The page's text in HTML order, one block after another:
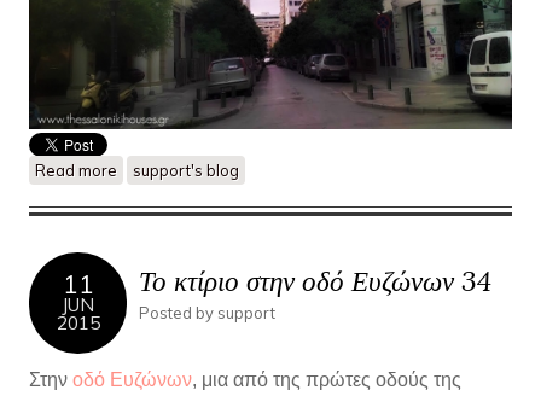
Read more about Η οδός Αγίου Μηνά..μια από τις παλαιότερες οδούς της
Θεσσαλονίκης
support's blog
11
JUN
2015
Το κτίριο στην οδό Ευζώνων 34
Posted by support
Στην οδό Ευζώνων, μια από της πρώτες οδούς της